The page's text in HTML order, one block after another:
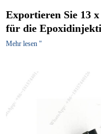
Exportieren Sie 13
für die
Mehr lesen "